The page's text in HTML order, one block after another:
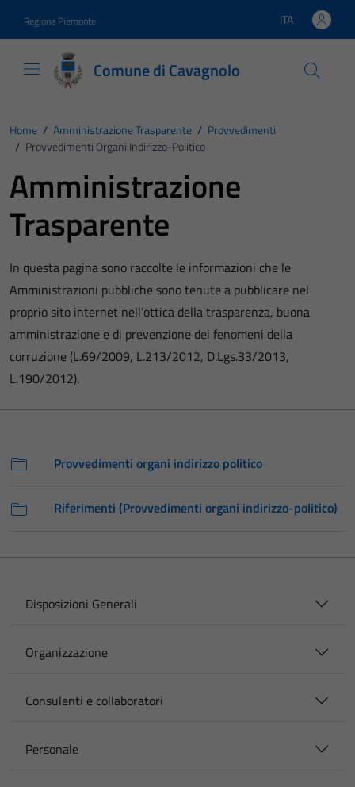
Regione Piemonte Lingua attiva:
ITA
Comune di Cavagnolo
Home / Amministrazione Trasparente / Provvedimenti
/ Provvedimenti Organi Indirizzo-Politico
Amministrazione
Trasparente
In questa pagina sono raccolte le informazioni che le
Amministrazioni pubbliche sono tenute a pubblicare nel
proprio sito internet nell’ottica della trasparenza, buona
amministrazione e di prevenzione dei fenomeni della
corruzione (L.69/2009, L.213/2012, D.Lgs.33/2013,
L.190/2012).
Provvedimenti organi indirizzo politico
Riferimenti (Provvedimenti organi indirizzo-politico)
Disposizioni Generali
Organizzazione
Consulenti e collaboratori
Personale